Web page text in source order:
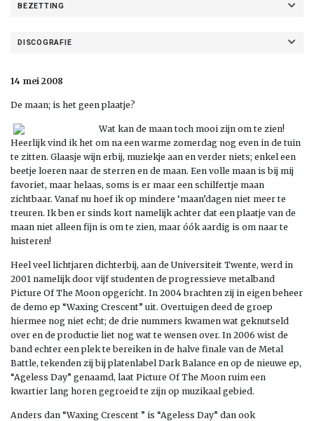
BEZETTING
DISCOGRAFIE
14 mei 2008
De maan; is het geen plaatje?
Wat kan de maan toch mooi zijn om te zien!
Heerlijk vind ik het om na een warme zomerdag nog even in de tuin
te zitten. Glaasje wijn erbij, muziekje aan en verder niets; enkel een
beetje loeren naar de sterren en de maan. Een volle maan is bij mij
favoriet, maar helaas, soms is er maar een schilfertje maan
zichtbaar. Vanaf nu hoef ik op mindere ‘maan’dagen niet meer te
treuren. Ik ben er sinds kort namelijk achter dat een plaatje van de
maan niet alleen fijn is om te zien, maar óók aardig is om naar te
luisteren!
Heel veel lichtjaren dichterbij, aan de Universiteit Twente, werd in
2001 namelijk door vijf studenten de progressieve metalband
Picture Of The Moon opgericht. In 2004 brachten zij in eigen beheer
de demo ep “Waxing Crescent” uit. Overtuigen deed de groep
hiermee nog niet echt; de drie nummers kwamen wat geknutseld
over en de productie liet nog wat te wensen over. In 2006 wist de
band echter een plek te bereiken in de halve finale van de Metal
Battle, tekenden zij bij platenlabel Dark Balance en op de nieuwe ep,
“Ageless Day” genaamd, laat Picture Of The Moon ruim een
kwartier lang horen gegroeid te zijn op muzikaal gebied.
Anders dan “Waxing Crescent ” is “Ageless Day” dan ook